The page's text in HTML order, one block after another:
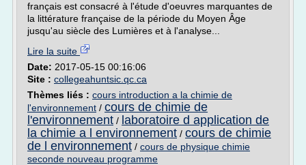
français est consacré à l'étude d'oeuvres marquantes de
la littérature française de la période du Moyen Âge
jusqu'au siècle des Lumières et à l'analyse...
Lire la suite
Date: 2017-05-15 00:16:06
Site : collegeahuntsic.qc.ca
Thèmes liés : cours introduction a la chimie de
l'environnement / cours de chimie de
l'environnement / laboratoire d application de
la chimie a l environnement / cours de chimie
de l environnement / cours de physique chimie
seconde nouveau programme